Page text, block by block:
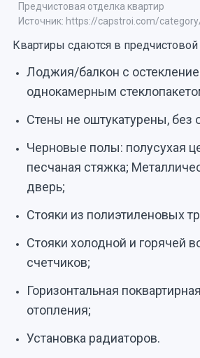
Предчистовая отделка квартир
Источник: https://capstroi.com/
Квартиры сдаются в предчистовой
Лоджия/балкон с
однокамерным
Стены не оштукатурены, без
Черновые полы: полусухая
песчаная стяжка;
дверь;
Стояки из полиэтиленовых
Стояки холодной и горячей
счетчиков;
Горизонтальная
отопления;
Установка радиаторов.